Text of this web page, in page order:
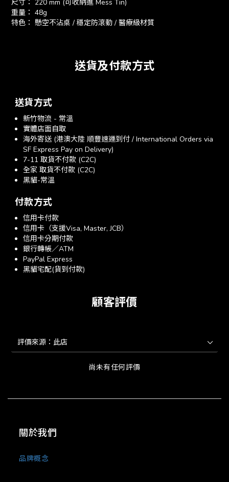
尺寸： 220 mm (可收納進 Mess Tin)
重量： 48g
特色： 懸空不沾桌 / 穩定防滾動 / 醫療級材質
送貨及付款方式
送貨方式
新竹物流 - 常溫
實體店面自取
海外寄送 (港澳大陸 順豐速運到付 / International Orders via
SF Express Pay on Delivery)
7-11 取貨不付款 (C2C)
全家 取貨不付款 (C2C)
黑貓-常溫
付款方式
信用卡付款
信用卡（支援Visa, Master, JCB）
信用卡分期付款
銀行轉帳／ATM
PayPal Express
黑貓宅配(貨到付款)
顧客評價
尚未有任何評價
關於我們
品牌概念